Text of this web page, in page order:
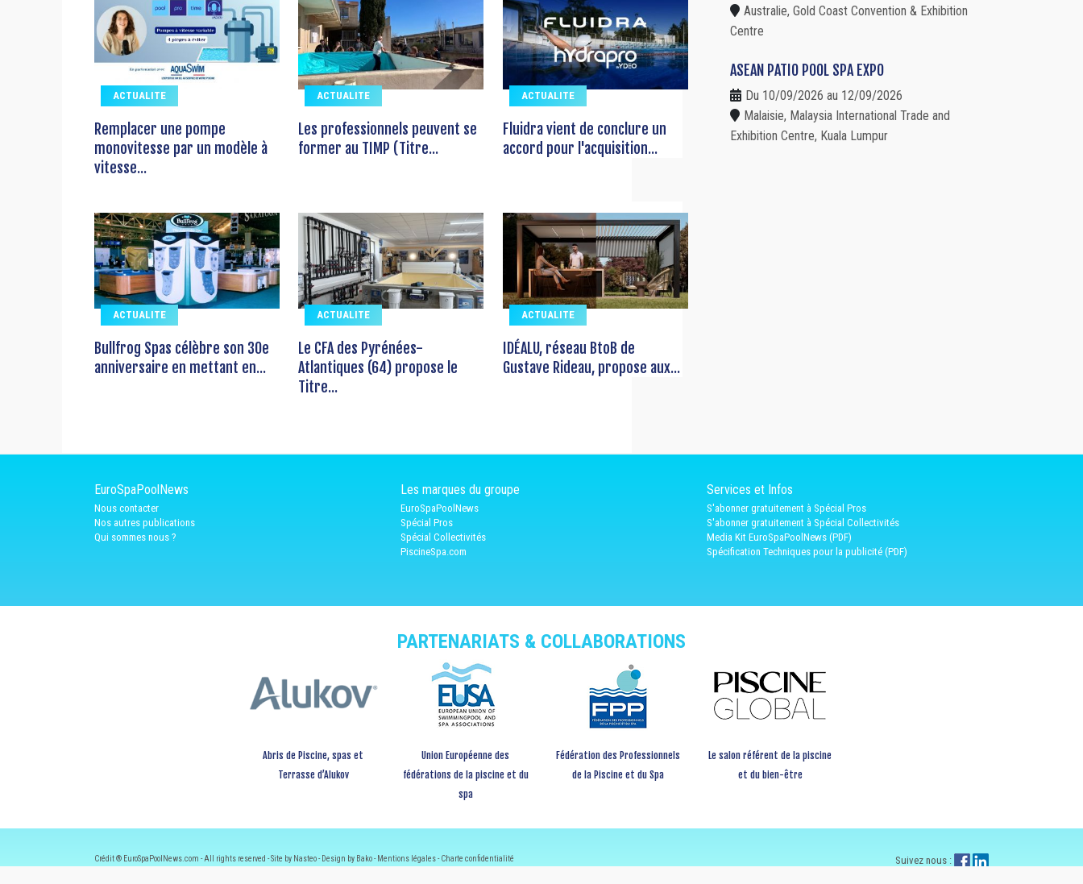
ACTUALITE
Remplacer une pompe
monovitesse par un modèle à
vitesse...
ACTUALITE
Les professionnels peuvent se
former au TIMP (Titre...
ACTUALITE
Fluidra vient de conclure un
accord pour l'acquisition...
ACTUALITE
Bullfrog Spas célèbre son 30e
anniversaire en mettant en...
ACTUALITE
Le CFA des Pyrénées-
Atlantiques (64) propose le
Titre...
ACTUALITE
IDÉALU, réseau BtoB de
Gustave Rideau, propose aux...
Australie, Gold Coast Convention & Exhibition
Centre
ASEAN PATIO POOL SPA EXPO
Du 10/09/2026 au 12/09/2026
Malaisie, Malaysia International Trade and
Exhibition Centre, Kuala Lumpur
EuroSpaPoolNews
Nous contacter
Nos autres publications
Qui sommes nous ?
Les marques du groupe
EuroSpaPoolNews
Spécial Pros
Spécial Collectivités
PiscineSpa.com
Services et Infos
S'abonner gratuitement à Spécial Pros
S'abonner gratuitement à Spécial Collectivités
Media Kit EuroSpaPoolNews (PDF)
Spécification Techniques pour la publicité (PDF)
PARTENARIATS & COLLABORATIONS
Abris de Piscine, spas et
Terrasse d’Alukov
Union Européenne des
fédérations de la piscine et du
spa
Fédération des Professionnels
de la Piscine et du Spa
Le salon référent de la piscine
et du bien-être
Crédit ® EuroSpaPoolNews.com - All rights reserved - Site by Nasteo - Design by Bako - Mentions légales-Charte confidentialité Suivez nous :